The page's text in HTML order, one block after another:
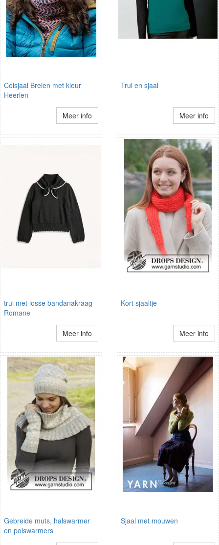
Colsjaal Breien met kleur
Heerlen
Meer info
Trui en sjaal
Meer info
trui met losse bandanakraag
Romane
Meer info
Kort sjaaltje
Meer info
Gebreide muts, halswarmer
en polswarmers
Sjaal met mouwen